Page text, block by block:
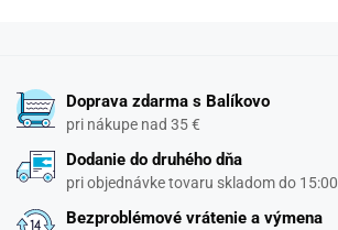
Doprava zdarma s Balíkovo
pri nákupe nad 35 €
Dodanie do druhého dňa
pri objednávke tovaru skladom do 15:00
Bezproblémové vrátenie a výmena